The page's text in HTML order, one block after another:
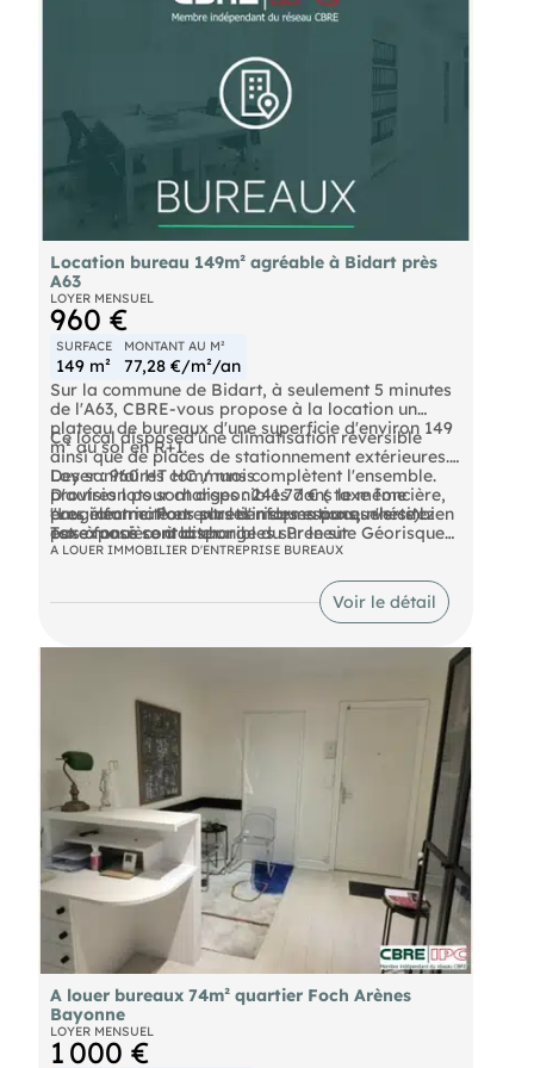
Location bureau 149m² agréable à Bidart près
A63
LOYER MENSUEL
960 €
SURFACE
149 m²
MONTANT AU M²
77,28 €/m²/an
Sur la commune de Bidart, à seulement 5 minutes
de l'A63, CBRE-vous propose à la location un
plateau de bureaux d'une superficie d'environ 149
m² au sol en R+1.
Ce local disposed'une climatisation réversible
ainsi que de places de stationnement extérieures.
Des sanitaires communs complètent l'ensemble.
D'autres lots sont disponibles dans le même
programme. Pour plus d'informations, n'hésitez
pas à nous contacter.
Loyer : 960 HT HC / mois
provision pour charges : 241.77 € ( taxe foncière,
eau, électricité et entretien des espaces verts)
Taxe foncière à la charge du Preneur
Honoraires : 15 % HT du loyer annuel HT à la
"Les informations sur les risques auxquels ce bien
est exposé sont disponibles sur le site Géorisques :
".
A LOUER IMMOBILIER D'ENTREPRISE BUREAUX
Voir le détail
A louer bureaux 74m² quartier Foch Arènes
Bayonne
LOYER MENSUEL
1 000 €